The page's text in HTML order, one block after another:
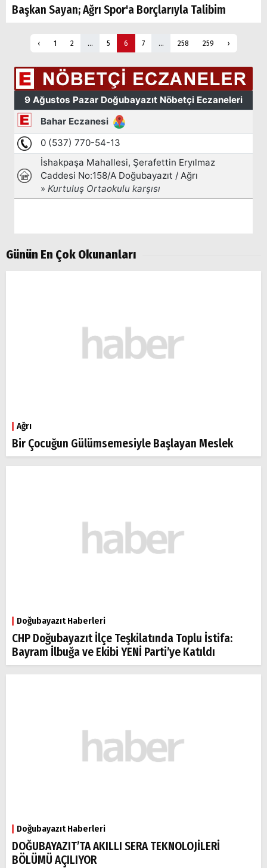
Başkan Sayan; Ağrı Spor'a Borçlarıyla Talibim
‹ 1 2 ... 5 6 7 ... 258 259 ›
Günün En Çok Okunanları
Ağrı
Bir Çocuğun Gülümsemesiyle Başlayan Meslek
Doğubayazıt Haberleri
CHP Doğubayazıt İlçe Teşkilatında Toplu İstifa:
Bayram İlbuğa ve Ekibi YENİ Parti’ye Katıldı
Doğubayazıt Haberleri
DOĞUBAYAZIT’TA AKILLI SERA TEKNOLOJİLERİ
BÖLÜMÜ AÇILIYOR